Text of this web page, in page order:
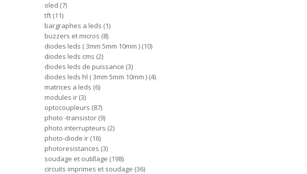
oled 7
tft 11
bargraphes a leds 1
buzzers et micros 8
diodes leds ( 3mm 5mm 10mm ) 10
diodes leds cms 2
diodes leds de puissance 3
diodes leds hl ( 3mm 5mm 10mm ) 4
matrices a leds 6
modules ir 3
optocoupleurs 87
photo -transistor 9
photo interrupteurs 2
photo-diode ir 16
photoresistances 3
soudage et outillage 198
circuits imprimes et soudage 36